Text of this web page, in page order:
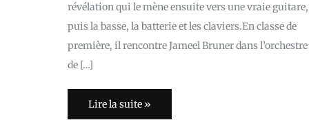
révélation qui le mène ensuite vers une vraie guitare,
puis la basse, la batterie et les claviers.En classe de
première, il rencontre Jameel Bruner dans l’orchestre
de […]
Lire la suite »